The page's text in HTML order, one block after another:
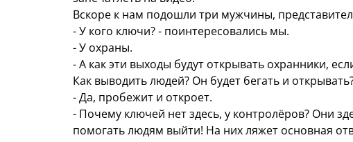
Вскоре к нам подошли три мужчины,
- У кого ключи? - поинтересовались мы.
- У охраны.
- А как эти выходы будут открывать охранники,
Как выводить людей? Он будет бегать и
- Да, пробежит и откроет.
- Почему ключей нет здесь, у контролёров? Они
помогать людям выйти! На них ляжет основная